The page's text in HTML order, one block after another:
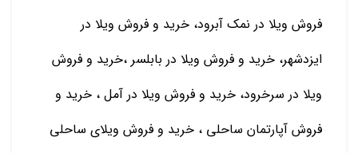
فروش ویلا در نمک آبرود، خرید و فروش ویلا در
ایزدشهر، خرید و فروش ویلا در بابلسر ،خرید و فروش
ویلا در سرخرود، خرید و فروش ویلا در آمل ، خرید و
فروش آپارتمان ساحلی ، خرید و فروش ویلای ساحلی